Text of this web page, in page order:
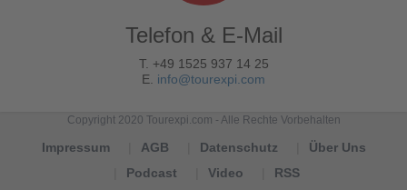
Telefon & E-Mail
T. +49 1525 937 14 25
E. info@tourexpi.com
Copyright 2020 Tourexpi.com - Alle Rechte Vorbehalten
Impressum AGB Datenschutz
Über Uns
Podcast
Video RSS